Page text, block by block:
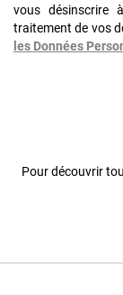
vous
traitement de vos
les Données
Pour découvrir